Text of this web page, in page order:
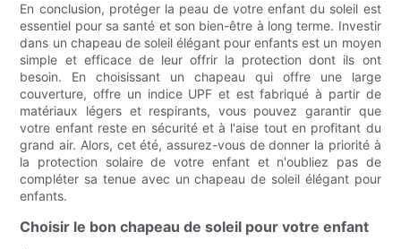
En conclusion, protéger la peau de votre enfant du soleil est
essentiel pour sa santé et son bien-être à long terme. Investir
dans un chapeau de soleil élégant pour enfants est un moyen
simple et efficace de leur offrir la protection dont ils ont
besoin. En choisissant un chapeau qui offre une large
couverture, offre un indice UPF et est fabriqué à partir de
matériaux légers et respirants, vous pouvez garantir que
votre enfant reste en sécurité et à l'aise tout en profitant du
grand air. Alors, cet été, assurez-vous de donner la priorité à
la protection solaire de votre enfant et n'oubliez pas de
compléter sa tenue avec un chapeau de soleil élégant pour
enfants.
Choisir le bon chapeau de soleil pour votre enfant